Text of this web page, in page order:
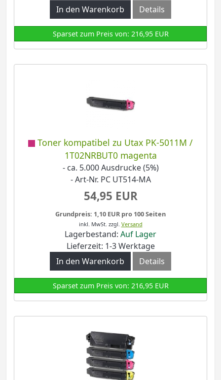
In den Warenkorb
Details
Sparset zum Preis von: 216,95 EUR
Toner kompatibel zu Utax PK-5011M /
1T02NRBUT0 magenta
- ca. 5.000 Ausdrucke (5%)
- Art-Nr. PC UT514-MA
54,95 EUR
Grundpreis: 1,10 EUR pro 100 Seiten
inkl. MwSt. zzgl. Versand
Lagerbestand: Auf Lager
Lieferzeit: 1-3 Werktage
In den Warenkorb
Details
Sparset zum Preis von: 216,95 EUR